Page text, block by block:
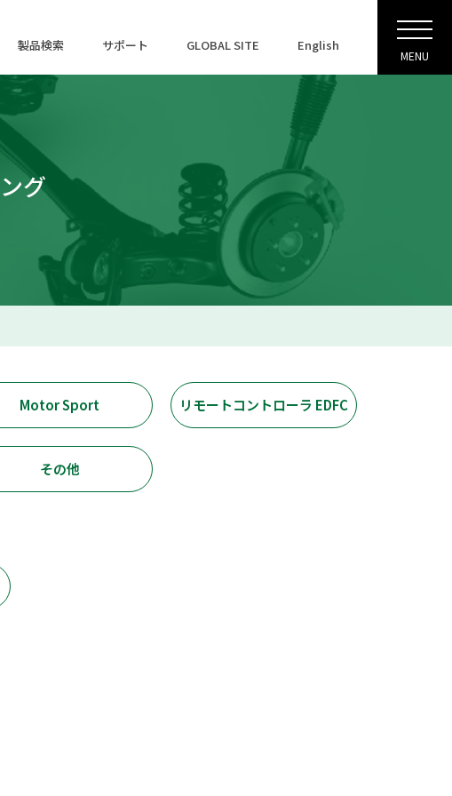
製品検索 サポート GLOBAL SITE English
MENU
グ
Motor Sport リモートコントローラ EDFC
その他